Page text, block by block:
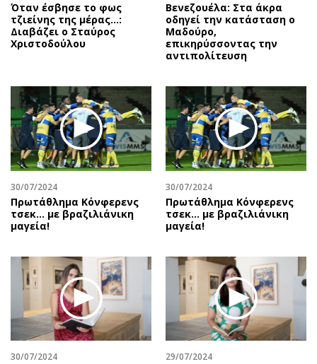
Όταν έσβησε το φως
τζιείνης της μέρας…:
Διαβάζει ο Σταύρος
Χριστοδούλου
Βενεζουέλα: Στα άκρα
οδηγεί την κατάσταση ο
Μαδούρο,
επικηρύσσοντας την
αντιπολίτευση
30/07/2024
Πρωτάθλημα Κόνφερενς
τσεκ… με βραζιλιάνικη
μαγεία!
30/07/2024
Πρωτάθλημα Κόνφερενς
τσεκ… με βραζιλιάνικη
μαγεία!
30/07/2024 29/07/2024